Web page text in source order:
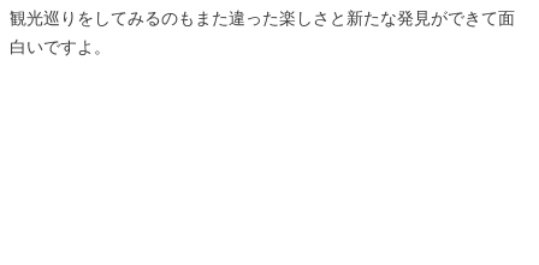
観光巡りをしてみるのもまた違った楽しさと新たな発見ができて面
白いですよ。